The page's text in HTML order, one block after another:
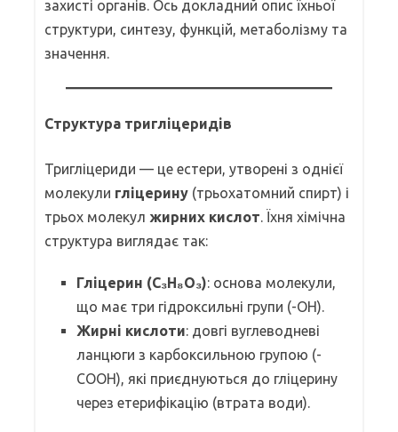
захисті органів. Ось докладний опис їхньої
структури, синтезу, функцій, метаболізму та
значення.
Структура тригліцеридів
Тригліцериди — це естери, утворені з однієї
молекули гліцерину (трьохатомний спирт) і
трьох молекул жирних кислот. Їхня хімічна
структура виглядає так:
Гліцерин (C₃H₈O₃): основа молекули,
що має три гідроксильні групи (-OH).
Жирні кислоти: довгі вуглеводневі
ланцюги з карбоксильною групою (-
COOH), які приєднуються до гліцерину
через етерифікацію (втрата води).